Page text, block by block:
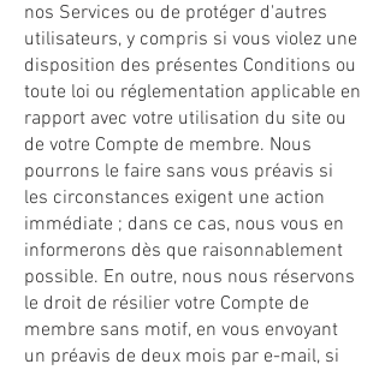
nos Services ou de protéger d'autres
utilisateurs, y compris si vous violez une
disposition des présentes Conditions ou
toute loi ou réglementation applicable en
rapport avec votre utilisation du site ou
de votre Compte de membre. Nous
pourrons le faire sans vous préavis si
les circonstances exigent une action
immédiate ; dans ce cas, nous vous en
informerons dès que raisonnablement
possible. En outre, nous nous réservons
le droit de résilier votre Compte de
membre sans motif, en vous envoyant
un préavis de deux mois par e-mail, si